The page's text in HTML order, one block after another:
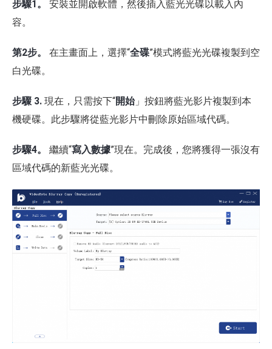
步驟1。 安裝並開啟軟體，然後插入藍光光碟以載入內
容。
第2步。 在主畫面上，選擇“全碟”模式將藍光光碟複製到空
白光碟。
步驟 3. 現在，只需按下“開始」按鈕將藍光影片複製到本
機硬碟。此步驟將從藍光影片中刪除原始區域代碼。
步驟4。 繼續“寫入數據”現在。完成後，您將獲得一張沒有
區域代碼的新藍光光碟。